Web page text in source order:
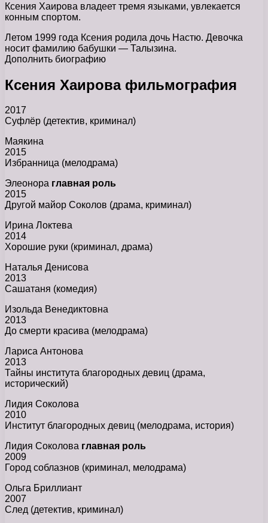
Ксения Хаирова владеет тремя языками, увлекается
конным спортом.
Летом 1999 года Ксения родила дочь Настю. Девочка
носит фамилию бабушки — Талызина.
Дополнить биографию
Ксения Хаирова фильмография
2017
Суфлёр (детектив, криминал)
Маякина
2015
Избранница (мелодрама)
Элеонора главная роль
2015
Другой майор Соколов (драма, криминал)
Ирина Локтева
2014
Хорошие руки (криминал, драма)
Наталья Денисова
2013
Сашатаня (комедия)
Изольда Венедиктовна
2013
До смерти красива (мелодрама)
Лариса Антонова
2013
Тайны института благородных девиц (драма,
исторический)
Лидия Соколова
2010
Институт благородных девиц (мелодрама, история)
Лидия Соколова главная роль
2009
Город соблазнов (криминал, мелодрама)
Ольга Бриллиант
2007
След (детектив, криминал)